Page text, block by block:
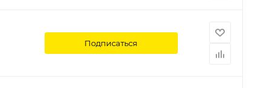
Подписаться